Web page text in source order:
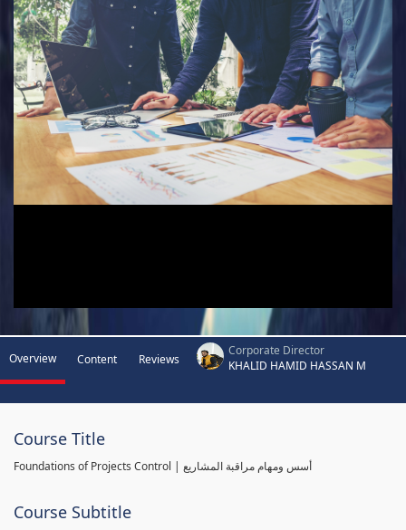
Overview Content Reviews
Corporate Director
KHALID HAMID HASSAN M
Course Title
Foundations of Projects Control | أسس ومهام مراقبة المشاريع
Course Subtitle